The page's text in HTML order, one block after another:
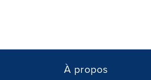
À propos